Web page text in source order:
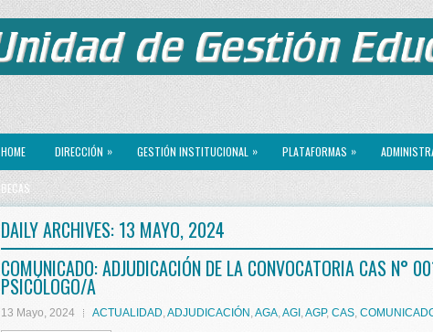
HOME DIRECCIÓN » GESTIÓN INSTITUCIONAL » PLATAFORMAS »
BECAS
DAILY ARCHIVES: 13 MAYO, 2024
COMUNICADO: ADJUDICACIÓN DE LA CONVOCATORIA CAS N°
PSICÓLOGO/A
13 Mayo, 2024 ACTUALIDAD ADJUDICACIÓN AGA AGI AGP, CAS